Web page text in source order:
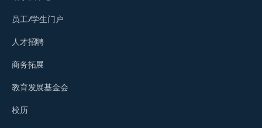
员工/学生门户
人才招聘
商务拓展
教育发展基金会
校历